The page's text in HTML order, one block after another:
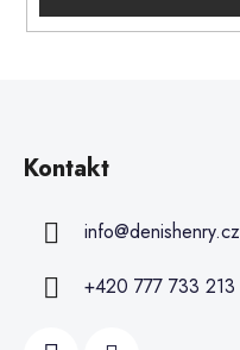
Kontakt
info@denishenry.cz
+420 777 733 213